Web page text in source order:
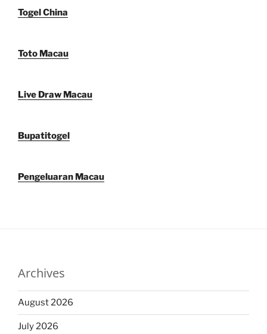
Togel China
Toto Macau
Live Draw Macau
Bupatitogel
Pengeluaran Macau
Archives
August 2026
July 2026